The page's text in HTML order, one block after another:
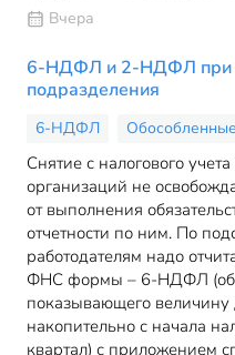
Вчера
6-НДФЛ и 2-НДФЛ при
подразделения
6-НДФЛ
Снятие с налогового
организаций не
от выполнения
отчетности по ним. По
работодателям надо
ФНС формы – 6-НДФЛ
показывающего величину
накопительно с начала
квартал) с приложением